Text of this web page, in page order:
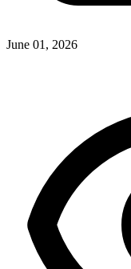
June 01, 2026